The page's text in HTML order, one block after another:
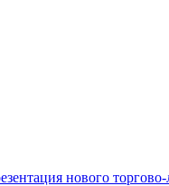
нового